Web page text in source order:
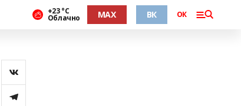
+23 °С
Облачно MAX ВК ОК